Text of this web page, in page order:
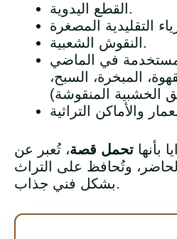
القطع اليدوية.
النقوش الشعبية.
في الماضي
المبخرة، السبح،
بأنها تحمل قصة، تُعبر عن
وتُحافظ على التراث
بشكل فني جذاب.